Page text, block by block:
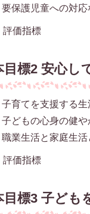
要保護児童への対
評価指標
目標2 安心し
子育てを支援する
子どもの心身の健
職業生活と家庭生
評価指標
目標3 子ども